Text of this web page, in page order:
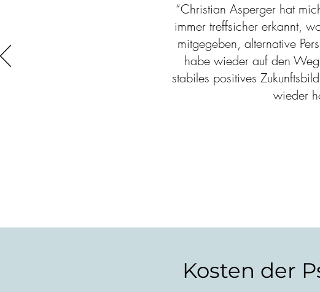
“Christian Asperger hat
immer treffsicher erkannt,
mitgegeben, alternative
habe wieder auf den
stabiles positives
wieder
Kosten der